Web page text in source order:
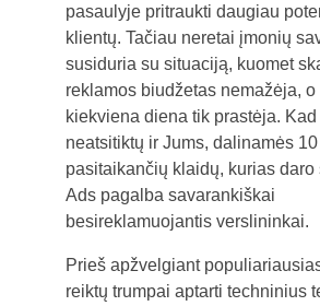
pasaulyje pritraukti daugiau
klientų. Tačiau neretai įmonių
susiduria su situaciją, kuomet
reklamos biudžetas nemažėja, o
kiekviena diena tik prastėja.
neatsitiktų ir Jums, dalinamės
pasitaikančių klaidų, kurias daro
Ads pagalba savarankiškai
besireklamuojantis verslininkai.
Prieš apžvelgiant
reiktų trumpai aptarti techninius